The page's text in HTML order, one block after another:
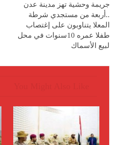
جريمة وحشية تهز مدينة عدن
..أربعة من مستجدي شرطة
المعلا يتناوبون على إغتصاب
طفلا عمره 10سنوات في محل
لبيع الأسماك